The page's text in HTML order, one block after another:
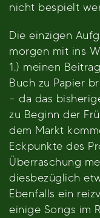
nicht bespielt
Die einzigen
morgen mit ins
1.) meinen
Buch zu Papier
– da das
zu Beginn der
dem Markt
Eckpunkte des
Überraschung
diesbezüglich
Ebenfalls ein
einige Songs im